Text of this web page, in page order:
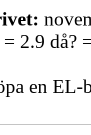
2.9 då?
en